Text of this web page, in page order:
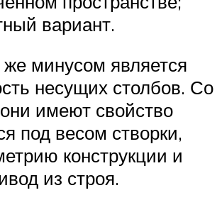
вариант.
минусом является
несущих столбов. Со
имеют свойство
под весом створки,
конструкции и
из строя.